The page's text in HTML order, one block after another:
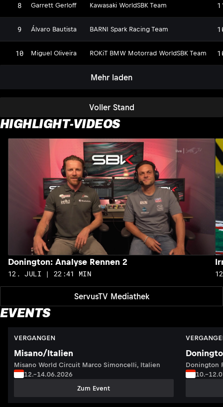
Voller Stand
8 Garrett Gerloff Kawasaki WorldSBK Team
9 Álvaro Bautista BARNI Spark Racing Team
10 Miguel Oliveira ROKiT BMW Motorrad WorldSBK Team
Mehr laden
HIGHLIGHT-VIDEOS
ServusTV Mediathek
Donington: Analyse Rennen 2
12. JULI | 22:41 MIN
EVENTS
VERGANGEN
Misano/Italien
Misano World Circuit Marco Simoncelli, Italien
12.–14.06.2026
Zum Event
Donington